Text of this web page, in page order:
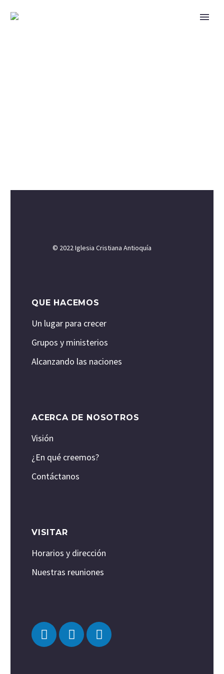
© 2022 Iglesia Cristiana Antioquía
QUE HACEMOS
Un lugar para crecer
Grupos y ministerios
Alcanzando las naciones
ACERCA DE NOSOTROS
Visión
¿En qué creemos?
Contáctanos
VISITAR
Horarios y dirección
Nuestras reuniones